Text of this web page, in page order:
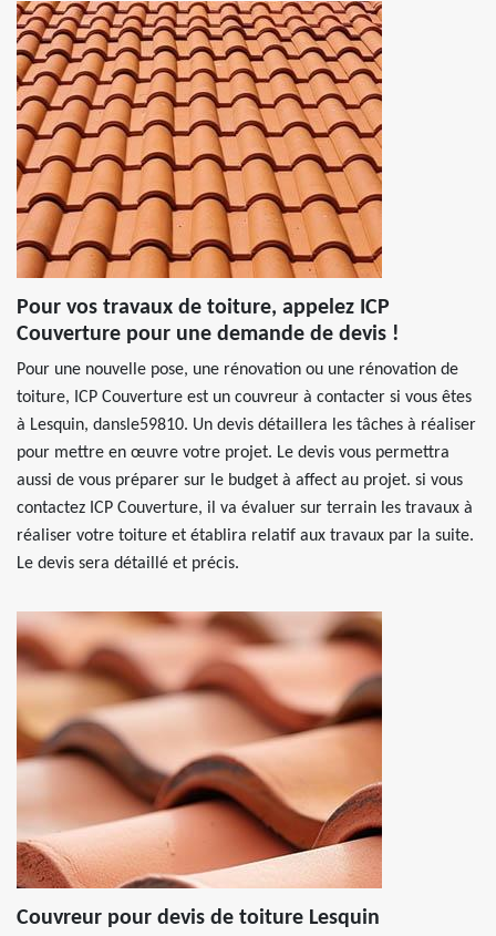
Pour vos travaux de toiture, appelez ICP
Couverture pour une demande de devis !
Pour une nouvelle pose, une rénovation ou une rénovation de
toiture, ICP Couverture est un couvreur à contacter si vous êtes
à Lesquin, dansle59810. Un devis détaillera les tâches à réaliser
pour mettre en œuvre votre projet. Le devis vous permettra
aussi de vous préparer sur le budget à affect au projet. si vous
contactez ICP Couverture, il va évaluer sur terrain les travaux à
réaliser votre toiture et établira relatif aux travaux par la suite.
Le devis sera détaillé et précis.
Couvreur pour devis de toiture Lesquin